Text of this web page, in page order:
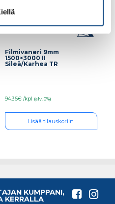
Filmivaneri 9mm
1500×3000 II
Sileä/Karhea TR
94.35€ /kpl (alv. 0%)
Lisää tilauskoriin
KUMPPANI,
KERRALLA